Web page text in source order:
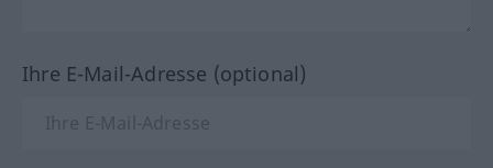
Ihre E-Mail-Adresse (optional)